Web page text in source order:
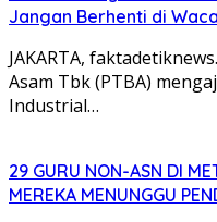
Jangan Berhenti di
JAKARTA,
Asam Tbk (PTBA)
Industrial…
29 GURU NON-ASN DI
MEREKA MENUNGGU